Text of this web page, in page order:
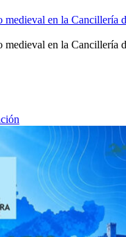
medieval en la Cancillería
medieval en la Cancillería